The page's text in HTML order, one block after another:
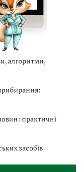
алгоритми,
практичні
засобів